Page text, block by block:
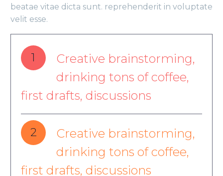
beatae vitae dicta sunt. reprehenderit in voluptate
velit esse.
1
Creative brainstorming,
drinking tons of coffee,
first drafts, discussions
2
Creative brainstorming,
drinking tons of coffee,
first drafts, discussions